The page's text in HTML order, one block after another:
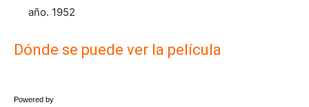
año. 1952
Dónde se puede ver la película
Powered by